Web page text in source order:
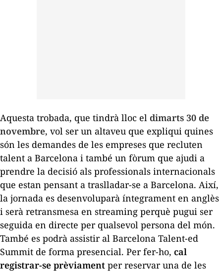
Aquesta trobada, que tindrà lloc el dimarts 30 de
novembre, vol ser un altaveu que expliqui quines
són les demandes de les empreses que recluten
talent a Barcelona i també un fòrum que ajudi a
prendre la decisió als professionals internacionals
que estan pensant a traslladar-se a Barcelona. Així,
la jornada es desenvoluparà íntegrament en anglès
i serà retransmesa en streaming perquè pugui ser
seguida en directe per qualsevol persona del món.
També es podrà assistir al Barcelona Talent-ed
Summit de forma presencial. Per fer-ho, cal
registrar-se prèviament per reservar una de les